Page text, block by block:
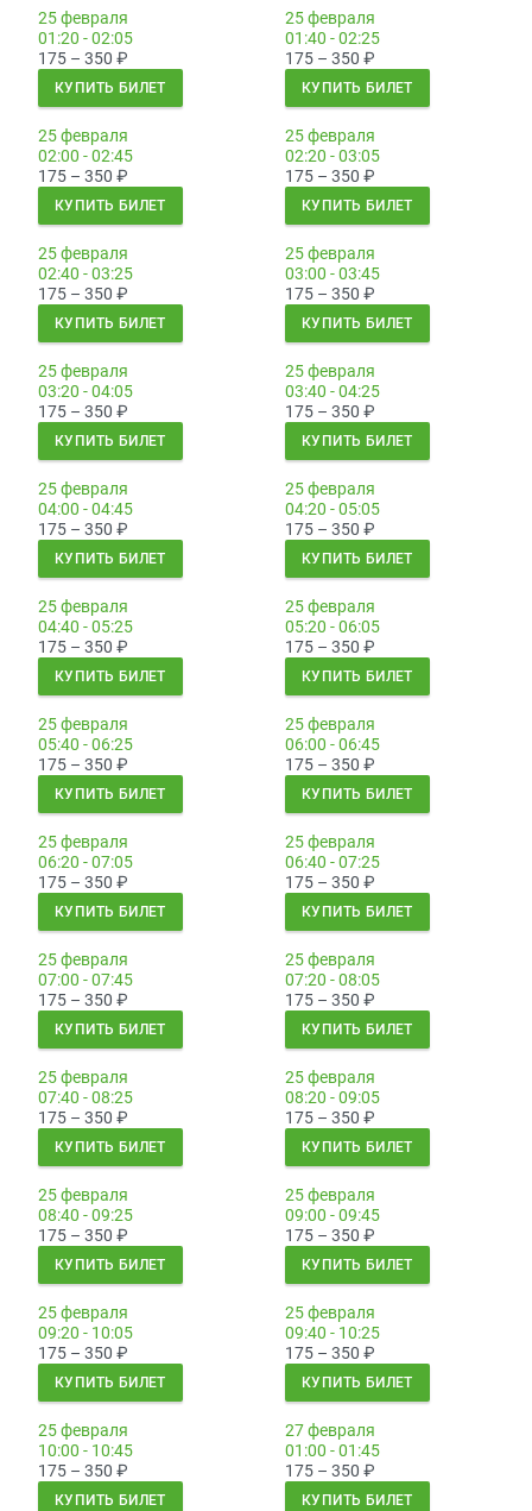
25 февраля
01:20 - 02:05
175 – 350 ₽
КУПИТЬ БИЛЕТ
25 февраля
01:40 - 02:25
175 – 350 ₽
КУПИТЬ БИЛЕТ
25 февраля
02:00 - 02:45
175 – 350 ₽
КУПИТЬ БИЛЕТ
25 февраля
02:20 - 03:05
175 – 350 ₽
КУПИТЬ БИЛЕТ
25 февраля
02:40 - 03:25
175 – 350 ₽
КУПИТЬ БИЛЕТ
25 февраля
03:00 - 03:45
175 – 350 ₽
КУПИТЬ БИЛЕТ
25 февраля
03:20 - 04:05
175 – 350 ₽
КУПИТЬ БИЛЕТ
25 февраля
03:40 - 04:25
175 – 350 ₽
КУПИТЬ БИЛЕТ
25 февраля
04:00 - 04:45
175 – 350 ₽
КУПИТЬ БИЛЕТ
25 февраля
04:20 - 05:05
175 – 350 ₽
КУПИТЬ БИЛЕТ
25 февраля
04:40 - 05:25
175 – 350 ₽
КУПИТЬ БИЛЕТ
25 февраля
05:20 - 06:05
175 – 350 ₽
КУПИТЬ БИЛЕТ
25 февраля
05:40 - 06:25
175 – 350 ₽
КУПИТЬ БИЛЕТ
25 февраля
06:00 - 06:45
175 – 350 ₽
КУПИТЬ БИЛЕТ
25 февраля
06:20 - 07:05
175 – 350 ₽
КУПИТЬ БИЛЕТ
25 февраля
06:40 - 07:25
175 – 350 ₽
КУПИТЬ БИЛЕТ
25 февраля
07:00 - 07:45
175 – 350 ₽
КУПИТЬ БИЛЕТ
25 февраля
07:20 - 08:05
175 – 350 ₽
КУПИТЬ БИЛЕТ
25 февраля
07:40 - 08:25
175 – 350 ₽
КУПИТЬ БИЛЕТ
25 февраля
08:20 - 09:05
175 – 350 ₽
КУПИТЬ БИЛЕТ
25 февраля
08:40 - 09:25
175 – 350 ₽
КУПИТЬ БИЛЕТ
25 февраля
09:00 - 09:45
175 – 350 ₽
КУПИТЬ БИЛЕТ
25 февраля
09:20 - 10:05
175 – 350 ₽
КУПИТЬ БИЛЕТ
25 февраля
09:40 - 10:25
175 – 350 ₽
КУПИТЬ БИЛЕТ
25 февраля
10:00 - 10:45
175 – 350 ₽
КУПИТЬ БИЛЕТ
27 февраля
01:00 - 01:45
175 – 350 ₽
КУПИТЬ БИЛЕТ